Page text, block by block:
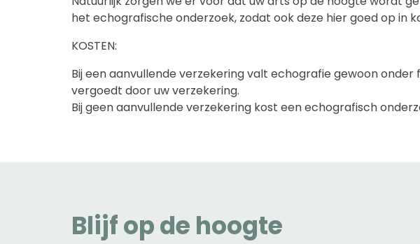
het echografische onderzoek, zodat ook deze hier goed op in
KOSTEN:
Bij een aanvullende verzekering valt echografie gewoon
vergoedt door uw verzekering.
Bij geen aanvullende verzekering kost een echografisch
Blijf op de hoogte